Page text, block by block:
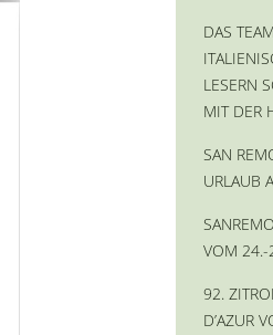
DAS
LESERN
MIT DER
SAN
URLAUB
VOM 24.-
92.
D’AZUR